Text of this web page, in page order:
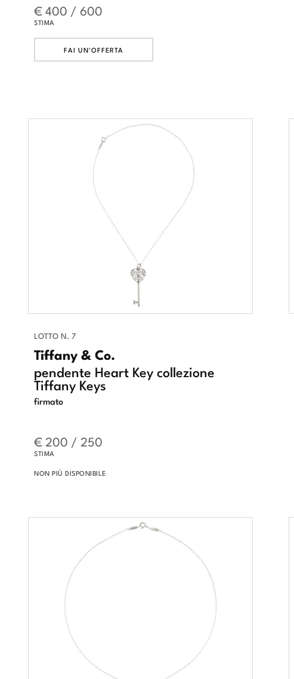
€ 400 / 600
STIMA
FAI UN'OFFERTA
LOTTO N. 7
Tiffany & Co.
pendente Heart Key collezione
Tiffany Keys
firmato
€ 200 / 250
STIMA
NON PIÙ DISPONIBILE